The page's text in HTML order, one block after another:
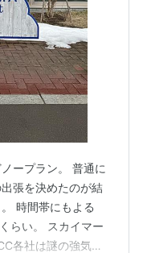
ープラン。 普通に
張を決めたのが結
時間帯にもよる
らい。 スカイマー
各社は謎の強気設